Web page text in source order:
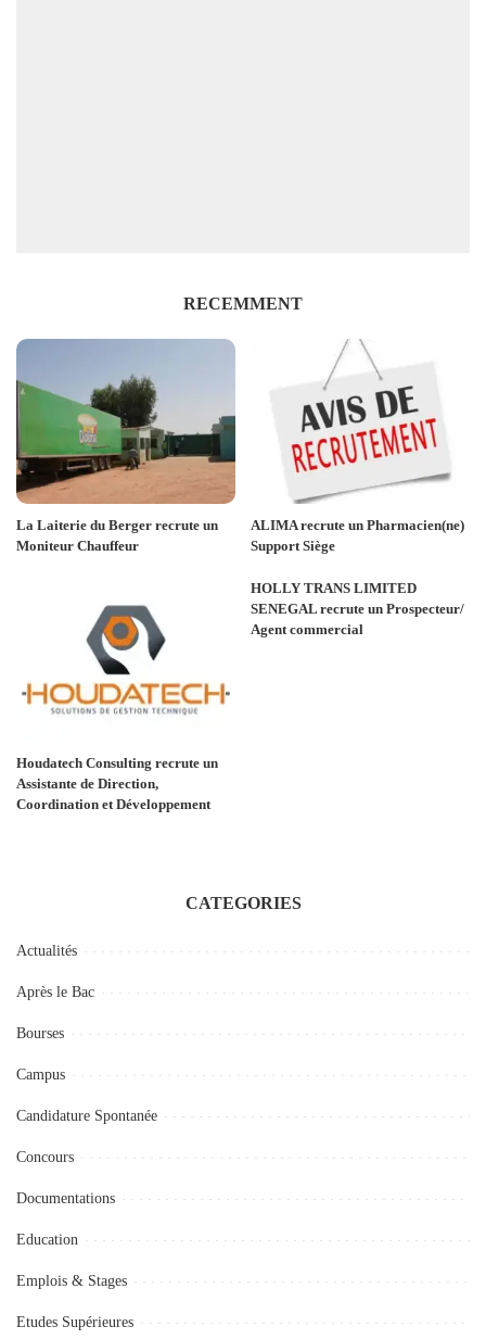
RECEMMENT
La Laiterie du Berger recrute un
Moniteur Chauffeur
ALIMA recrute un Pharmacien(ne)
Support Siège
Houdatech Consulting recrute un
Assistante de Direction,
Coordination et Développement
HOLLY TRANS LIMITED
SENEGAL recrute un Prospecteur/
Agent commercial
CATEGORIES
Actualités
Après le Bac
Bourses
Campus
Candidature Spontanée
Concours
Documentations
Education
Emplois & Stages
Etudes Supérieures